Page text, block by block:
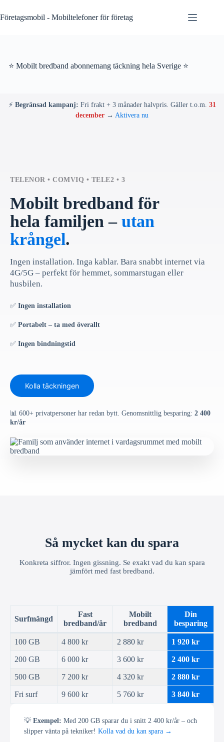
to
content
Företagsmobil - Mobiltelefoner för företag
⭐ Mobilt bredband abonnemang täckning hela Sverige ⭐
⚡ Begränsad kampanj: Fri frakt + 3 månader halvpris. Gäller t.o.m. 31
december → Aktivera nu
TELENOR • COMVIQ • TELE2 • 3
Mobilt bredband för
hela familjen – utan
krångel.
Ingen installation. Inga kablar. Bara snabbt internet via
4G/5G – perfekt för hemmet, sommarstugan eller
husbilen.
✅ Ingen installation
✅ Portabelt – ta med överallt
✅ Ingen bindningstid
Kolla täckningen
📊 600+ privatpersoner har redan bytt. Genomsnittlig besparing: 2 400
kr/år
Så mycket kan du spara
Konkreta siffror. Ingen gissning. Se exakt vad du kan spara
jämfört med fast bredband.
Surfmängd
Fast
bredband/år
Mobilt
bredband
Din
besparing
100 GB 4 800 kr 2 880 kr 1 920 kr
200 GB 6 000 kr 3 600 kr 2 400 kr
500 GB 7 200 kr 4 320 kr 2 880 kr
Fri surf 9 600 kr 5 760 kr 3 840 kr
💡Exempel: Med 200 GB sparar du i snitt 2 400 kr/år – och
slipper vänta på tekniker! Kolla vad du kan spara →